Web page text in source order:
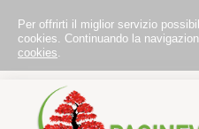
Per offrirti il miglior servizio
cookies. Continuando la
cookies.